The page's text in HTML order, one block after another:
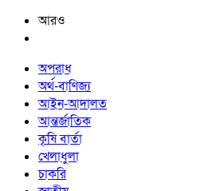
আরও
অপরাধ
অর্থ-বাণিজ্য
আইন-আদালত
আন্তর্জাতিক
কৃষি বার্তা
খেলাধুলা
চাকরি